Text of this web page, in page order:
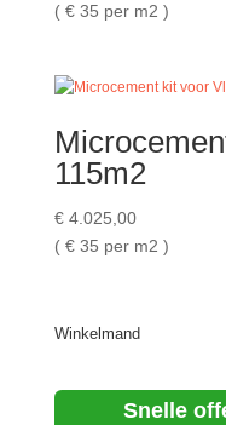
( € 35 per m2 )
115m2
€4.025,00
( € 35 per m2 )
Winkelmand
Snelle